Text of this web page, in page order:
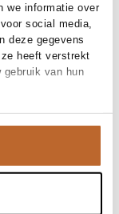
we informatie over
social media,
deze gegevens
heeft verstrekt
gebruik van hun
cotton
wash
normal
over €99. All
9.45 pm on